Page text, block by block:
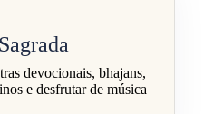
devocionais, bhajans,
e desfrutar de música